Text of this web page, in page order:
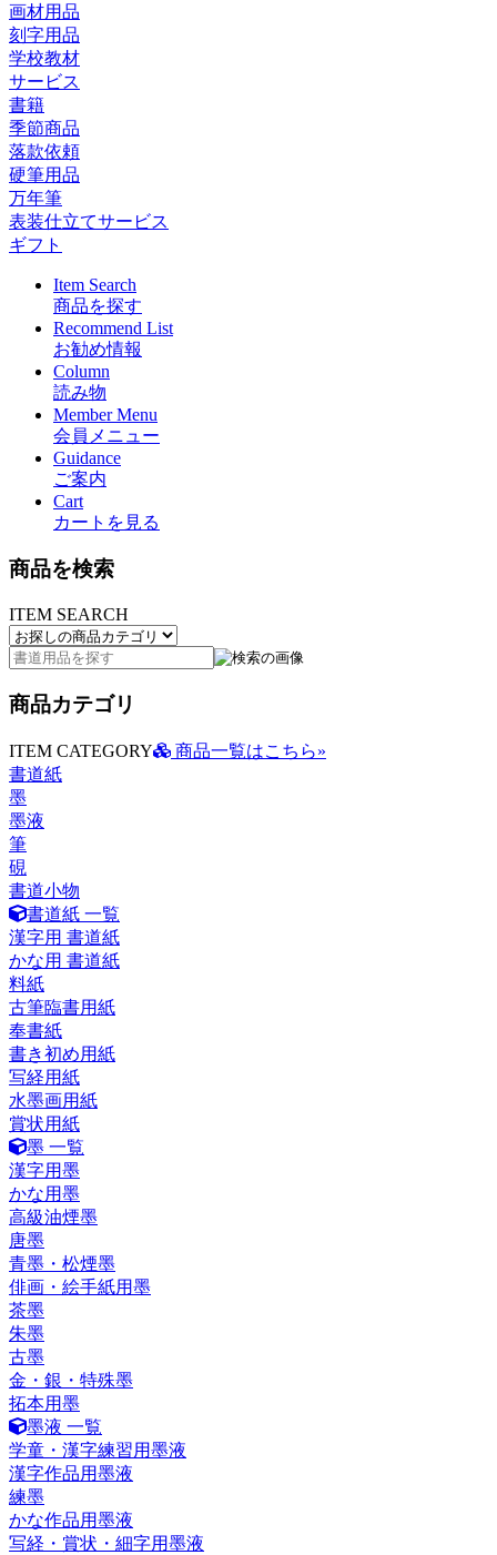
画材用品
刻字用品
学校教材
サービス
書籍
季節商品
落款依頼
硬筆用品
万年筆
表装仕立てサービス
ギフト
Item Search
商品を探す
Recommend List
お勧め情報
Column
読み物
Member Menu
会員メニュー
Guidance
ご案内
Cart
カートを見る
商品を検索
ITEM SEARCH
商品カテゴリ
ITEM CATEGORY
商品一覧はこちら»
書道紙
墨
墨液
筆
硯
書道小物
書道紙 一覧
漢字用 書道紙
かな用 書道紙
料紙
古筆臨書用紙
奉書紙
書き初め用紙
写経用紙
水墨画用紙
賞状用紙
墨 一覧
漢字用墨
かな用墨
高級油煙墨
唐墨
青墨・松煙墨
俳画・絵手紙用墨
茶墨
朱墨
古墨
金・銀・特殊墨
拓本用墨
墨液 一覧
学童・漢字練習用墨液
漢字作品用墨液
練墨
かな作品用墨液
写経・賞状・細字用墨液